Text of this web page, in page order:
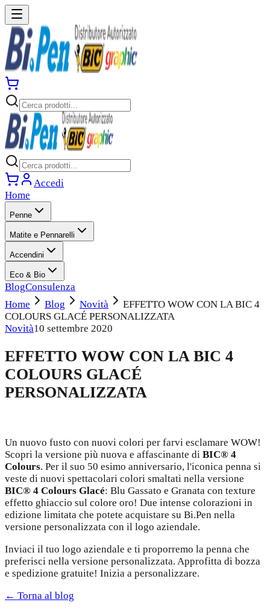
Accedi
Home
Penne
Matite e Pennarelli
Accendini
Eco & Bio
BlogConsulenza
Home
Blog Novità
EFFETTO WOW CON LA BIC 4
COLOURS GLACÉ PERSONALIZZATA
Novità10 settembre 2020
EFFETTO WOW CON LA BIC 4
COLOURS GLACÉ
PERSONALIZZATA
Un nuovo fusto con nuovi colori per farvi esclamare WOW!
Scopri la versione più nuova e affascinante di BIC® 4
Colours. Per il suo 50 esimo anniversario, l'iconica penna si
veste di nuovi spettacolari colori smaltati nella versione
BIC® 4 Colours Glacé: Blu Gassato e Granata con texture
effetto ghiaccio sul colore oro! Due intense colorazioni in
edizione limitata che potete acquistare su Bi.Pen nella
versione personalizzata con il logo aziendale.
Inviaci il tuo logo aziendale e ti proporremo la penna che
preferisci nella versione personalizzata. Approfitta di bozza
e spedizione gratuite! Inizia a personalizzare.
← Torna al blog